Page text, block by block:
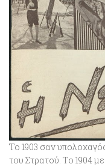
Το 1903 σαν
του Στρατού. Το 1904